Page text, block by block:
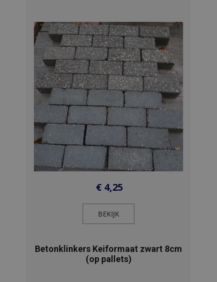
€ 4,25
BEKIJK​
Betonklinkers Keiformaat zwart 8cm
(op pallets)